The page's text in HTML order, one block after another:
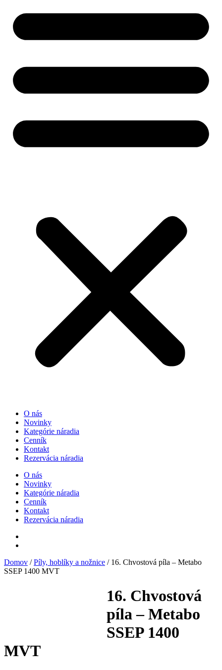
O nás
Novinky
Kategórie náradia
Cenník
Kontakt
Rezervácia náradia
O nás
Novinky
Kategórie náradia
Cenník
Kontakt
Rezervácia náradia
Domov /Píly, hoblíky a nožnice / 16. Chvostová píla – Metabo
SSEP 1400 MVT
16. Chvostová
píla – Metabo
SSEP 1400
MVT